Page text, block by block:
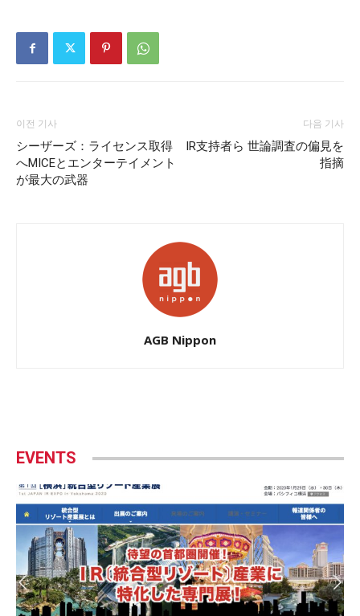
이전 기사
シーザーズ：ライセンス取得
へMICEとエンターテイメント
が最大の武器
다음 기사
IR支持者ら 世論調査の偏見を
指摘
AGB Nippon
EVENTS